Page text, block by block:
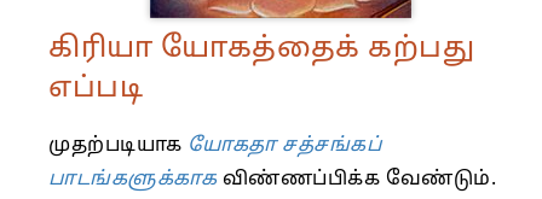
கிரியா யோகத்தைக் கற்பது
எப்படி​
முதற்படியாக யோகதா சத்சங்கப்
பாடங்களுக்காக விண்ணப்பிக்க வேண்டும்.